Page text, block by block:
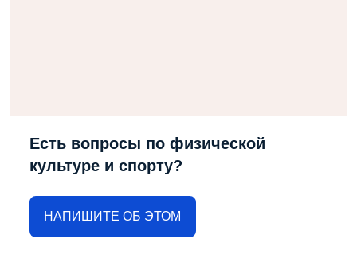
Есть вопросы по физической
культуре и спорту?
НАПИШИТЕ ОБ ЭТОМ